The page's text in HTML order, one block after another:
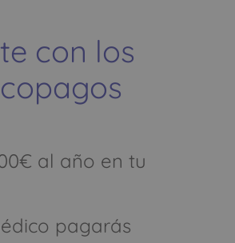
con los
al año en tu
pagarás